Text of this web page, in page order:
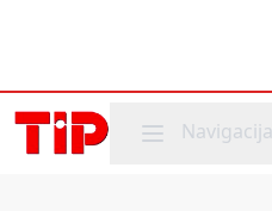
Mobile menu
Navigacija